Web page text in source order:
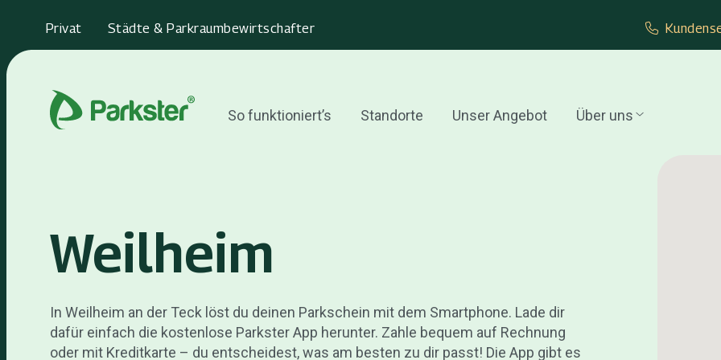
Privat Städte & Parkraumbewirtschafter
So funktioniert’s Standorte Unser Angebot Über uns
Weilheim
In Weilheim an der Teck löst du deinen Parkschein mit dem Smartphone. Lade dir
dafür einfach die kostenlose Parkster App herunter. Zahle bequem auf Rechnung
oder mit Kreditkarte – du entscheidest, was am besten zu dir passt! Die App gibt es